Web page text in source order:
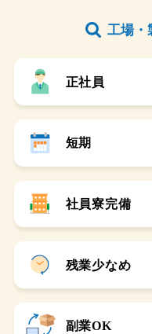
工場・
正社員
短期
社員寮完備
残業少なめ
副業OK